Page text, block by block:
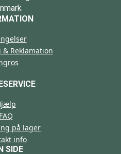
Reklamation
FAQ
på lager
info
SIDE